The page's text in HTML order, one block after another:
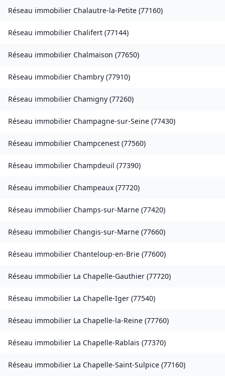
Réseau immobilier Chalautre-la-Petite (77160)
Réseau immobilier Chalifert (77144)
Réseau immobilier Chalmaison (77650)
Réseau immobilier Chambry (77910)
Réseau immobilier Chamigny (77260)
Réseau immobilier Champagne-sur-Seine (77430)
Réseau immobilier Champcenest (77560)
Réseau immobilier Champdeuil (77390)
Réseau immobilier Champeaux (77720)
Réseau immobilier Champs-sur-Marne (77420)
Réseau immobilier Changis-sur-Marne (77660)
Réseau immobilier Chanteloup-en-Brie (77600)
Réseau immobilier La Chapelle-Gauthier (77720)
Réseau immobilier La Chapelle-Iger (77540)
Réseau immobilier La Chapelle-la-Reine (77760)
Réseau immobilier La Chapelle-Rablais (77370)
Réseau immobilier La Chapelle-Saint-Sulpice (77160)